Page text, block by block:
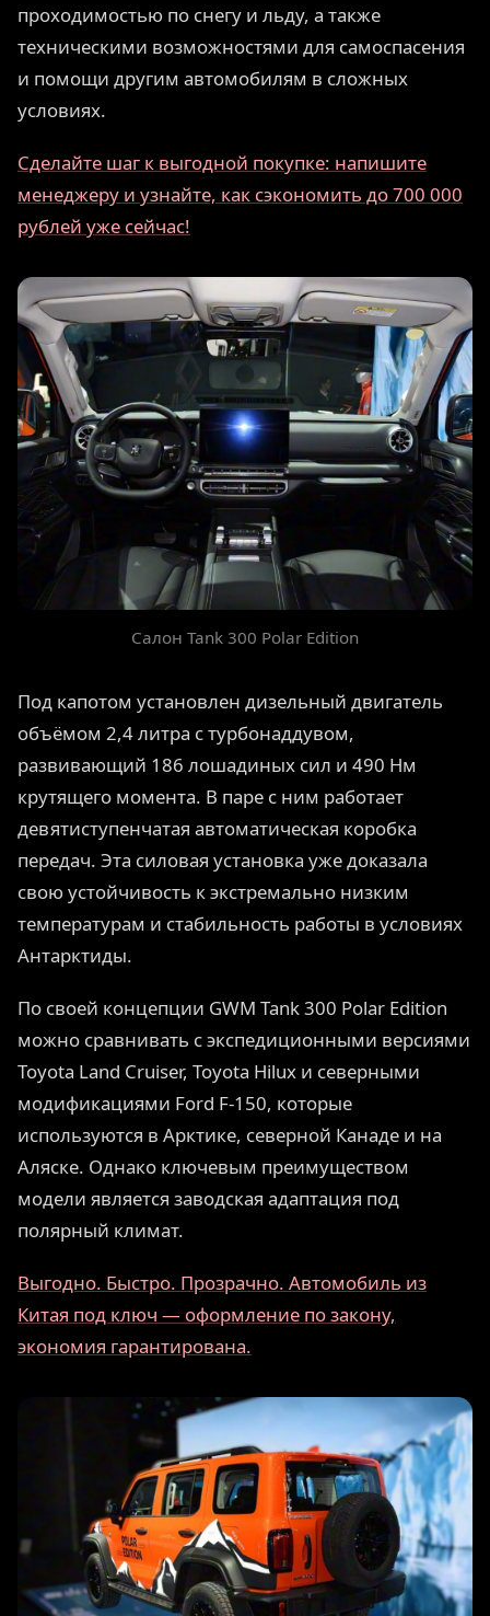
проходимостью по снегу и льду, а также
техническими возможностями для самоспасения
и помощи другим автомобилям в сложных
условиях.
Сделайте шаг к выгодной покупке: напишите
менеджеру и узнайте, как сэкономить до 700 000
рублей уже сейчас!
Салон Tank 300 Polar Edition
Под капотом установлен дизельный двигатель
объёмом 2,4 литра с турбонаддувом,
развивающий 186 лошадиных сил и 490 Нм
крутящего момента. В паре с ним работает
девятиступенчатая автоматическая коробка
передач. Эта силовая установка уже доказала
свою устойчивость к экстремально низким
температурам и стабильность работы в условиях
Антарктиды.
По своей концепции GWM Tank 300 Polar Edition
можно сравнивать с экспедиционными версиями
Toyota Land Cruiser, Toyota Hilux и северными
модификациями Ford F-150, которые
используются в Арктике, северной Канаде и на
Аляске. Однако ключевым преимуществом
модели является заводская адаптация под
полярный климат.
Выгодно. Быстро. Прозрачно. Автомобиль из
Китая под ключ — оформление по закону,
экономия гарантирована.